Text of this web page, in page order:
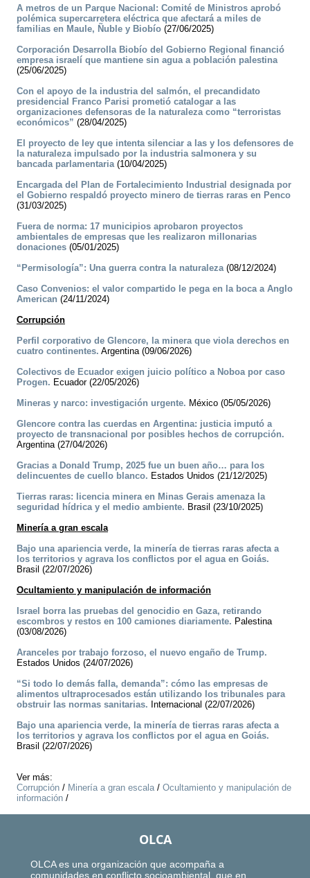
A metros de un Parque Nacional: Comité de Ministros aprobó
polémica supercarretera eléctrica que afectará a miles de
familias en Maule, Ñuble y Biobío (27/06/2025)
Corporación Desarrolla Biobío del Gobierno Regional financió
empresa israelí que mantiene sin agua a población palestina
(25/06/2025)
Con el apoyo de la industria del salmón, el precandidato
presidencial Franco Parisi prometió catalogar a las
organizaciones defensoras de la naturaleza como “terroristas
económicos” (28/04/2025)
El proyecto de ley que intenta silenciar a las y los defensores de
la naturaleza impulsado por la industria salmonera y su
bancada parlamentaria(10/04/2025)
Encargada del Plan de Fortalecimiento Industrial designada por
el Gobierno respaldó proyecto minero de tierras raras en Penco
(31/03/2025)
Fuera de norma: 17 municipios aprobaron proyectos
ambientales de empresas que les realizaron millonarias
donaciones (05/01/2025)
“Permisología”: Una guerra contra la naturaleza(08/12/2024)
Caso Convenios: el valor compartido le pega en la boca a Anglo
American (24/11/2024)
Corrupción
Perfil corporativo de Glencore, la minera que viola derechos en
cuatro continentes. Argentina (09/06/2026)
Colectivos de Ecuador exigen juicio político a Noboa por caso
Progen. Ecuador (22/05/2026)
Mineras y narco: investigación urgente. México (05/05/2026)
Glencore contra las cuerdas en Argentina: justicia imputó a
proyecto de transnacional por posibles hechos de corrupción.
Argentina (27/04/2026)
Gracias a Donald Trump, 2025 fue un buen año… para los
delincuentes de cuello blanco. Estados Unidos (21/12/2025)
Tierras raras: licencia minera en Minas Gerais amenaza la
seguridad hídrica y el medio ambiente. Brasil (23/10/2025)
Minería a gran escala
Bajo una apariencia verde, la minería de tierras raras afecta a
los territorios y agrava los conflictos por el agua en Goiás.
Brasil (22/07/2026)
Ocultamiento y manipulación de información
Israel borra las pruebas del genocidio en Gaza, retirando
escombros y restos en 100 camiones diariamente. Palestina
(03/08/2026)
Aranceles por trabajo forzoso, el nuevo engaño de Trump.
Estados Unidos (24/07/2026)
“Si todo lo demás falla, demanda”: cómo las empresas de
alimentos ultraprocesados están utilizando los tribunales para
obstruir las normas sanitarias. Internacional (22/07/2026)
Bajo una apariencia verde, la minería de tierras raras afecta a
los territorios y agrava los conflictos por el agua en Goiás.
Brasil (22/07/2026)
Ver más:
Corrupción / Minería a gran escala/ Ocultamiento y manipulación de
información /
OLCA
OLCA es una organización que acompaña a
comunidades en conflicto socioambiental, que en